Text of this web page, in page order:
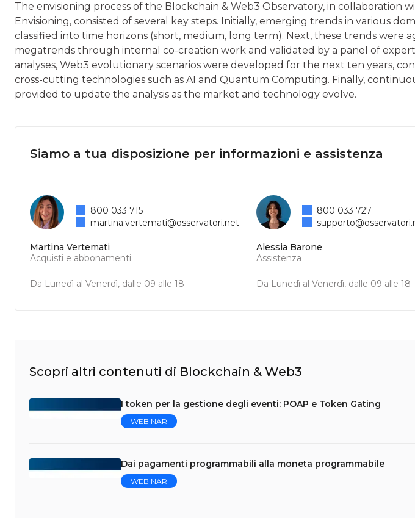
The envisioning process of the Blockchain & Web3 Observatory, in collaboration
Envisioning, consisted of several key steps. Initially, emerging trends in various
classified into time horizons (short, medium, long term). Next, these trends were
megatrends through internal co-creation work and validated by a panel of
analyses, Web3 evolutionary scenarios were developed for the next ten years,
cross-cutting technologies such as AI and Quantum Computing. Finally,
provided to update the analysis as the market and technology evolve.
Siamo a tua disposizione per informazioni e assistenza
Martina Vertemati
Acquisti e abbonamenti
Da Lunedì al Venerdì, dalle 09 alle 18
800 033 715
martina.vertemati@osservatori.net
Alessia Barone
Assistenza
Da Lunedì al Venerdì, dalle 09 alle 18
800 033 727
Scopri altri contenuti di Blockchain & Web3
I token per la gestione degli eventi: POAP e Token Gating
WEBINAR
Dai pagamenti programmabili alla moneta programmabile
WEBINAR